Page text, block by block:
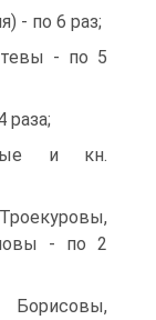
- по 6 раз;
- по 5
раза;
и кн.
- по 2